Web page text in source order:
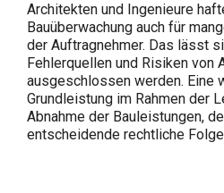
Architekten und Ingenieure
Bauüberwachung auch für
der Auftragnehmer. Das lässt
Fehlerquellen und Risiken von
ausgeschlossen werden. Eine
Grundleistung im Rahmen der
Abnahme der Bauleistungen,
entscheidende rechtliche